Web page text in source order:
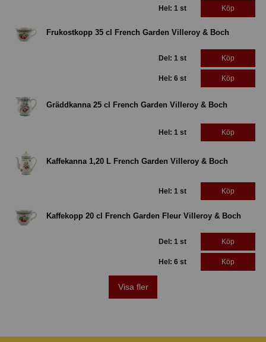
Hel: 1 st Köp
Frukostkopp 35 cl French Garden Villeroy & Boch
Del: 1 st Köp
Hel: 6 st Köp
Gräddkanna 25 cl French Garden Villeroy & Boch
Hel: 1 st Köp
Kaffekanna 1,20 L French Garden Villeroy & Boch
Hel: 1 st Köp
Kaffekopp 20 cl French Garden Fleur Villeroy & Boch
Del: 1 st Köp
Hel: 6 st Köp
Visa fler